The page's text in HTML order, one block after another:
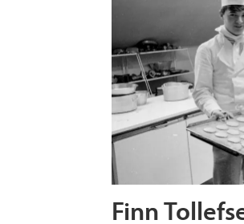
pressefotografi
Finn